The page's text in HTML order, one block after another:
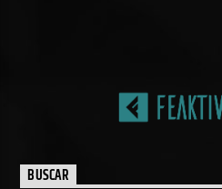
BUSCAR